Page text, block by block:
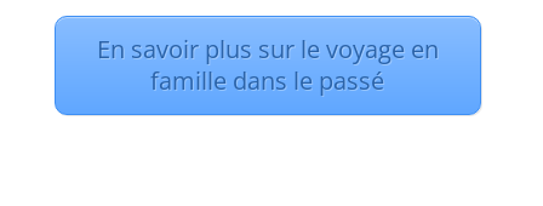
En savoir plus sur le voyage en
famille dans le passé